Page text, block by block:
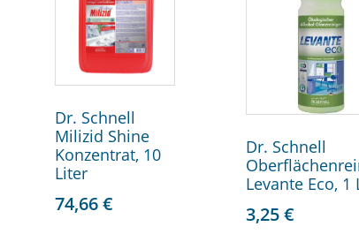
Dr. Schnell
Milizid Shine
Konzentrat, 10
Liter
74,66€
Dr. Schnell
Levante Eco, 1
3,25€